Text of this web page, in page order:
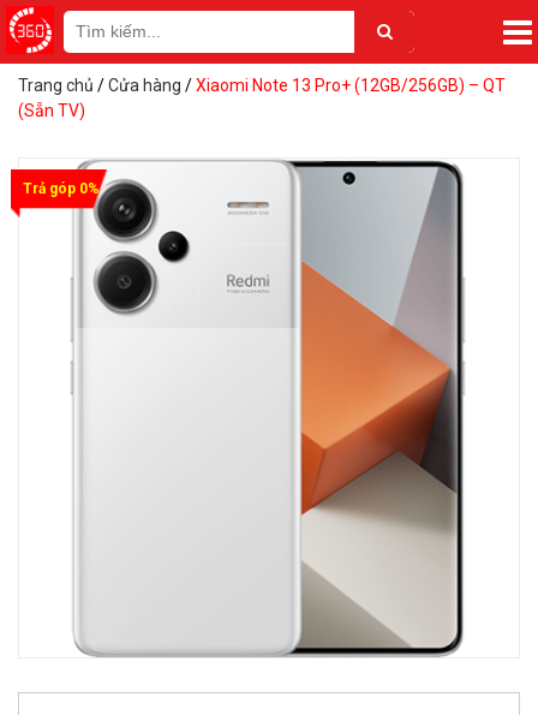
Trang chủ /Cửa hàng /Xiaomi Note 13 Pro+ (12GB/256GB) – QT
(Sẵn TV)
Trả góp 0%